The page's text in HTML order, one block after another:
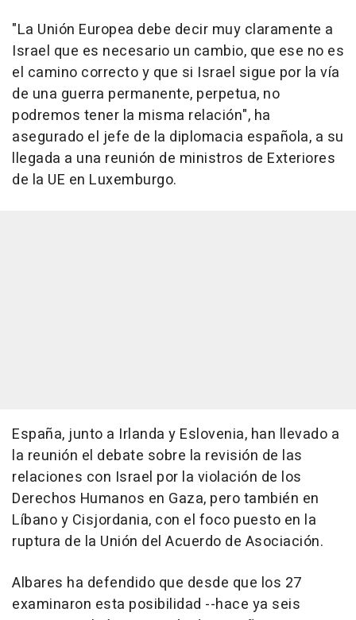
"La Unión Europea debe decir muy claramente a
Israel que es necesario un cambio, que ese no es
el camino correcto y que si Israel sigue por la vía
de una guerra permanente, perpetua, no
podremos tener la misma relación", ha
asegurado el jefe de la diplomacia española, a su
llegada a una reunión de ministros de Exteriores
de la UE en Luxemburgo.
España, junto a Irlanda y Eslovenia, han llevado a
la reunión el debate sobre la revisión de las
relaciones con Israel por la violación de los
Derechos Humanos en Gaza, pero también en
Líbano y Cisjordania, con el foco puesto en la
ruptura de la Unión del Acuerdo de Asociación.
Albares ha defendido que desde que los 27
examinaron esta posibilidad --hace ya seis